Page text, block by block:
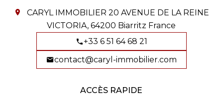
CARYL IMMOBILIER 20 AVENUE DE LA REINE
VICTORIA,64200 Biarritz France
+33 6 51 64 68 21
contact@caryl-immobilier.com
ACCÈS RAPIDE